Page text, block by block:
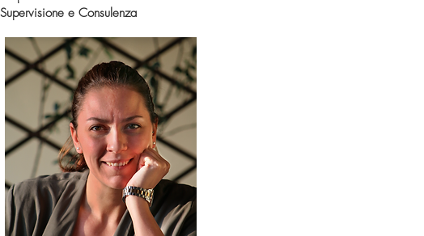
Supervisione e Consulenza